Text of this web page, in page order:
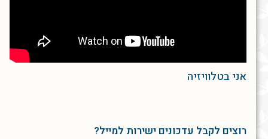
אני בטלוויזיה
רוצים לקבל עדכונים ישירות למייל?